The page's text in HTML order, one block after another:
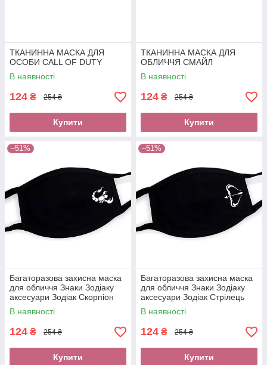
ТКАНИННА МАСКА ДЛЯ
ОСОБИ CALL OF DUTY
В наявності
124 ₴ 254 ₴
Купити
ТКАНИННА МАСКА ДЛЯ
ОБЛИЧЧЯ СМАЙЛ
В наявності
124 ₴ 254 ₴
Купити
–51%
Багаторазова захисна маска
для обличчя Знаки Зодіаку
аксесуари Зодіак Скорпіон
Трикотажна маска хб чорна
В наявності
124 ₴ 254 ₴
Купити
–51%
Багаторазова захисна маска
для обличчя Знаки Зодіаку
аксесуари Зодіак Стрілець
Трикотажна маска хб чорна
В наявності
124 ₴ 254 ₴
Купити